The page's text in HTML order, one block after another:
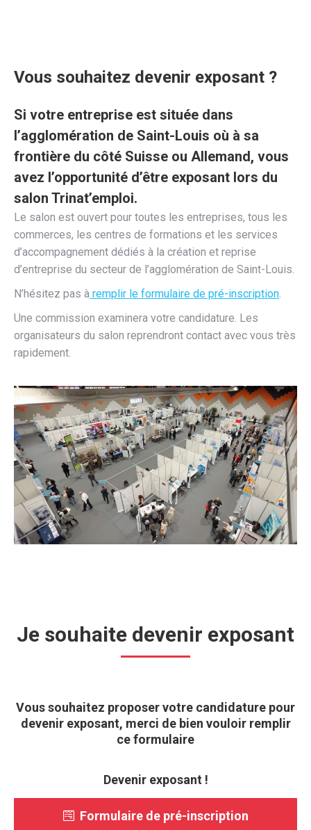
Vous souhaitez devenir exposant ?
Si votre entreprise est située dans
l’agglomération de Saint-Louis où à sa
frontière du côté Suisse ou Allemand, vous
avez l’opportunité d’être exposant lors du
salon Trinat’emploi.
Le salon est ouvert pour toutes les entreprises, tous les
commerces, les centres de formations et les services
d’accompagnement dédiés à la création et reprise
d’entreprise du secteur de l’agglomération de Saint-Louis.
N’hésitez pas à remplir le formulaire de pré-inscription.
Une commission examinera votre candidature. Les
organisateurs du salon reprendront contact avec vous très
rapidement.
Je souhaite devenir exposant
Vous souhaitez proposer votre candidature pour
devenir exposant, merci de bien vouloir remplir
ce formulaire
Devenir exposant !
Formulaire de pré-inscription